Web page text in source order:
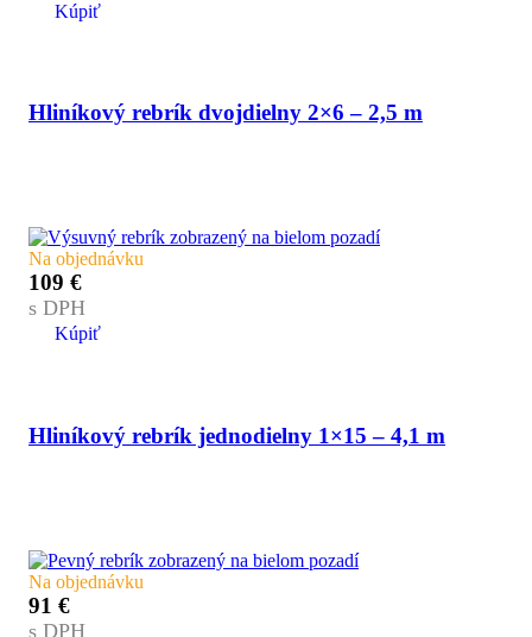
Kúpiť
Hliníkový rebrík dvojdielny 2×6 – 2,5 m
Na objednávku
109 €
s DPH
Kúpiť
Hliníkový rebrík jednodielny 1×15 – 4,1 m
Na objednávku
91 €
s DPH